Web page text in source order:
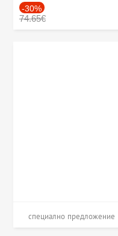
-30%
74.65€
специално предложение